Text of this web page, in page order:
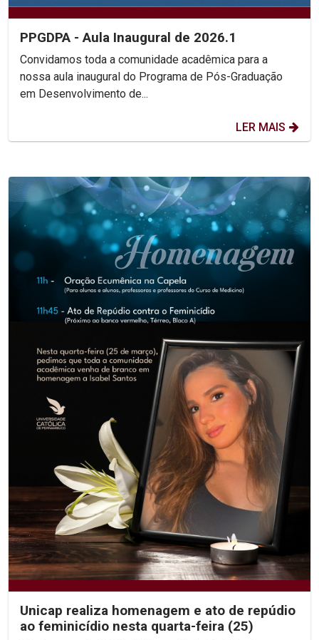
PPGDPA - Aula Inaugural de 2026.1
Convidamos toda a comunidade acadêmica para a
nossa aula inaugural do Programa de Pós-Graduação
em Desenvolvimento de...
LER MAIS
Unicap realiza homenagem e ato de repúdio
ao feminicídio nesta quarta-feira (25)